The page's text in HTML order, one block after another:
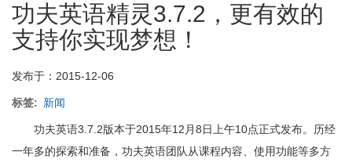
微
信
公
众
号
级
功夫英语精灵3.7.2，更有效的
支持你实现梦想！
发布于：2015-12-06
标签 新闻
功夫英语3.7.2版本于2015年12月8日上午10点正式发布。历经
一年多的探索和准备，功夫英语团队从课程内容、使用功能等多方